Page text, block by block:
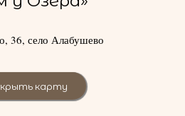
карту
36, село Алабушево